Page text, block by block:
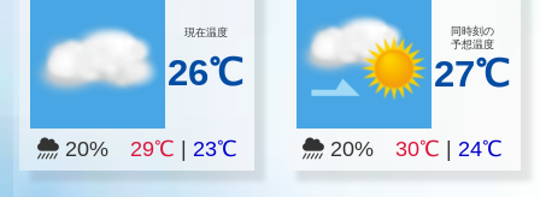
現在温度
26℃
20% 29℃ 23℃
同時刻の
予想温度
27℃
20% 30℃ |24℃